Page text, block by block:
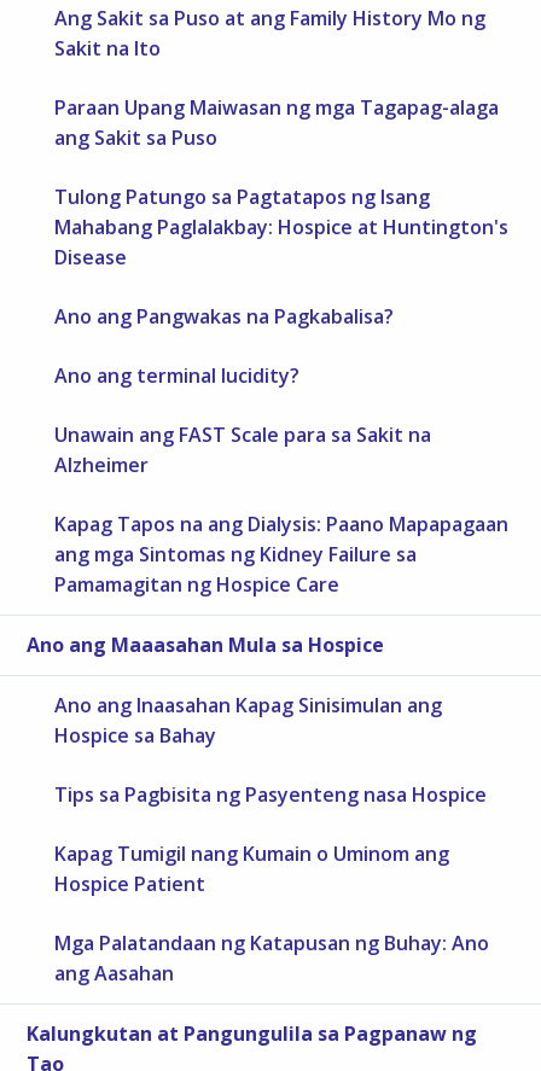
Ang Sakit sa Puso at ang Family History Mo ng
Sakit na Ito
Paraan Upang Maiwasan ng mga Tagapag-alaga
ang Sakit sa Puso
Tulong Patungo sa Pagtatapos ng Isang
Mahabang Paglalakbay: Hospice at Huntington's
Disease
Ano ang Pangwakas na Pagkabalisa?
Ano ang terminal lucidity?
Unawain ang FAST Scale para sa Sakit na
Alzheimer
Kapag Tapos na ang Dialysis: Paano Mapapagaan
ang mga Sintomas ng Kidney Failure sa
Pamamagitan ng Hospice Care
Ano ang Maaasahan Mula sa Hospice
Ano ang Inaasahan Kapag Sinisimulan ang
Hospice sa Bahay
Tips sa Pagbisita ng Pasyenteng nasa Hospice
Kapag Tumigil nang Kumain o Uminom ang
Hospice Patient
Mga Palatandaan ng Katapusan ng Buhay: Ano
ang Aasahan
Kalungkutan at Pangungulila sa Pagpanaw ng
Tao